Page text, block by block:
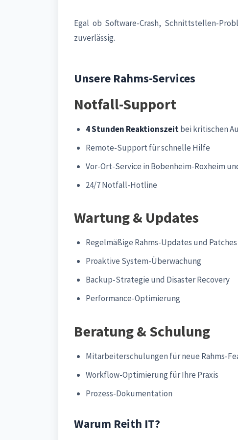
Egal ob Software-Crash, Schnittstellen-
zuverlässig.
Unsere Rahms-Services
Notfall-Support
4 Stunden Reaktionszeitbei kritischen
Remote-Support für schnelle Hilfe
Vor-Ort-Service in Bobenheim-Roxheim
24/7 Notfall-Hotline
Wartung & Updates
Regelmäßige Rahms-Updates und Patches
Proaktive System-Überwachung
Backup-Strategie und Disaster Recovery
Performance-Optimierung
Beratung & Schulung
Mitarbeiterschulungen für neue Rahms-
Workflow-Optimierung für Ihre Praxis
Prozess-Dokumentation
Warum Reith IT?